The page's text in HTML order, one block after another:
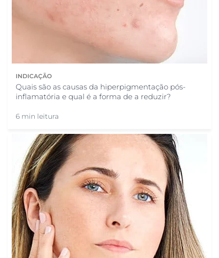
INDICAÇÃO
Quais são as causas da hiperpigmentação pós-
inflamatória e qual é a forma de a reduzir?
6 min leitura